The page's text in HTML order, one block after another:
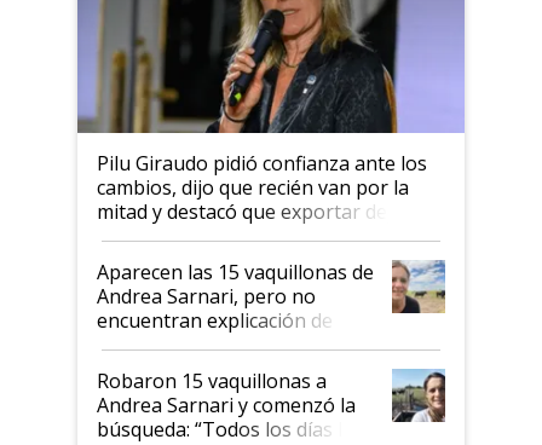
Pilu Giraudo pidió confianza ante los
cambios, dijo que recién van por la
mitad y destacó que exportar dejó de
ser "para unos pocos": "Tenemos un
mandato muy claro del gobierno
nacional"
Aparecen las 15 vaquillonas de
Andrea Sarnari, pero no
encuentran explicación de
cómo llegaron allí
Robaron 15 vaquillonas a
Andrea Sarnari y comenzó la
búsqueda: “Todos los días le